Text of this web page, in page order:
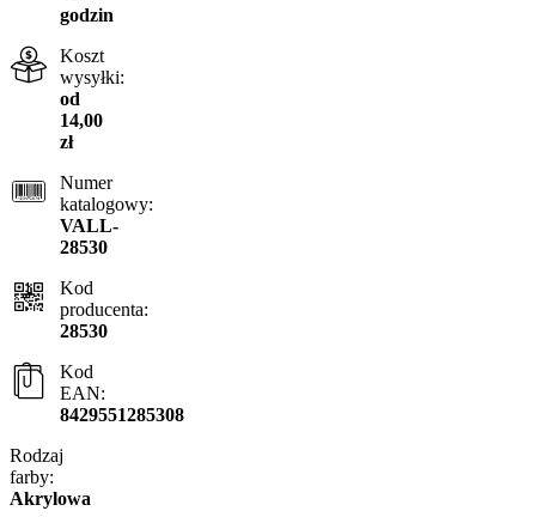
godzin
Koszt
wysyłki:
od
14,00
zł
Numer
katalogowy:
VALL-
28530
Kod
producenta:
28530
Kod
EAN:
8429551285308
Rodzaj
farby:
Akrylowa